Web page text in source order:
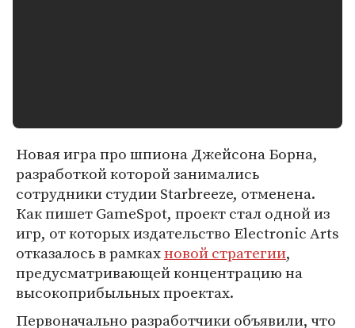
Новая игра про шпиона Джейсона Борна,
разработкой которой занимались
сотрудники студии Starbreeze, отменена.
Как пишет GameSpot, проект стал одной из
игр, от которых издательство Electronic Arts
отказалось в рамкахновой стратегии,
предусматривающей концентрацию на
высокоприбыльных проектах.
Первоначально разработчики объявили, что